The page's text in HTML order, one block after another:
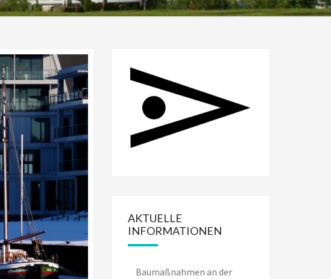
AKTUELLE
INFORMATIONEN
Baumaßnahmen an der